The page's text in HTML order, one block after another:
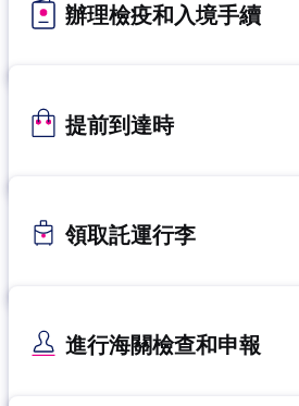
辦理檢疫和入境手續
提前到達時
領取託運行李
進行海關檢查和申報